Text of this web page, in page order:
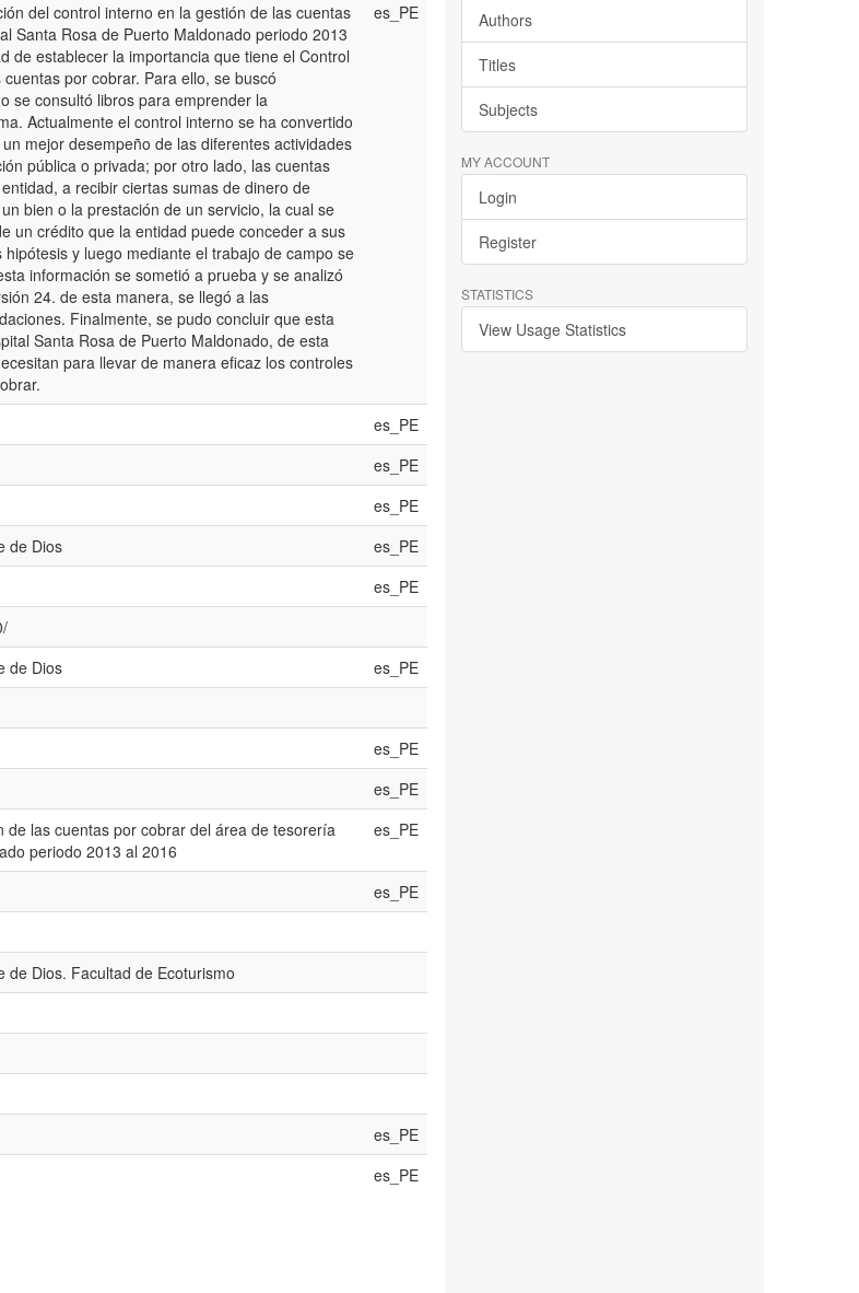
del control interno en la gestión de las cuentas
Santa Rosa de Puerto Maldonado periodo 2013
de establecer la importancia que tiene el Control
por cobrar. Para ello, se buscó
se consultó libros para emprender la
Actualmente el control interno se ha convertido
mejor desempeño de las diferentes actividades
pública o privada; por otro lado, las cuentas
a recibir ciertas sumas de dinero de
bien o la prestación de un servicio, la cual se
un crédito que la entidad puede conceder a sus
y luego mediante el trabajo de campo se
información se sometió a prueba y se analizó
24. de esta manera, se llegó a las
Finalmente, se pudo concluir que esta
Santa Rosa de Puerto Maldonado, de esta
para llevar de manera eficaz los controles
es_PE
es_PE
es_PE
es_PE
de Dios
es_PE
es_PE
de Dios
es_PE
es_PE
es_PE
de las cuentas por cobrar del área de tesorería
periodo 2013 al 2016
es_PE
es_PE
de Dios. Facultad de Ecoturismo
es_PE
es_PE
Authors
Titles
Subjects
MY ACCOUNT
Login
Register
STATISTICS
View Usage Statistics